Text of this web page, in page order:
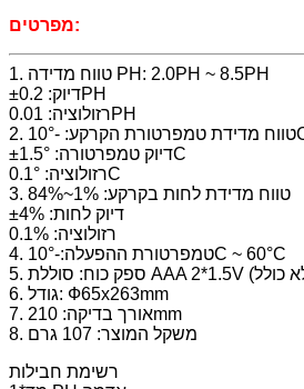
מפרטים:
1. טווח מדידה PH: 2.0PH ~ 8.5PH
דיוק: ±0.2PH
רזולוציה: 0.01PH
דיוק טמפרטורה: ±1.5°C
רזולוציה: 0.1°C
3. טווח מדידת לחות בקרקע: 1%~84%
דיוק לחות: ±4%
רזולוציה: 0.1%
4. טמפרטורת ההפעלה:-10°C ~ 60°C
6. גודל: Ф65x263mm
7. אורך בדיקה: 210mm
8. משקל המוצר: 107 גרם
רשימת חבילות